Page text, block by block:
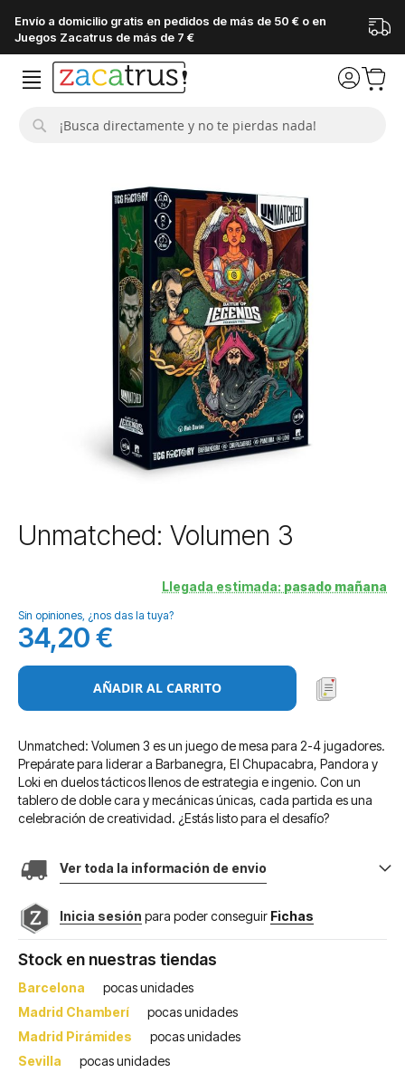
Envío a domicilio gratis en pedidos de más de 50 € o en
Juegos Zacatrus de más de 7 €
Saltar
al
galería
de
imágenes
Unmatched: Volumen 3
Llegada estimada: pasado mañana
Sin opiniones, ¿nos das la tuya?
34,20 €
AÑADIR AL CARRITO
Unmatched: Volumen 3 es un juego de mesa para 2-4 jugadores.
Prepárate para liderar a Barbanegra, El Chupacabra, Pandora y
Loki en duelos tácticos llenos de estrategia e ingenio. Con un
tablero de doble cara y mecánicas únicas, cada partida es una
celebración de creatividad. ¿Estás listo para el desafío?
Ver toda la información de envio
Inicia sesión para poder conseguir Fichas
Stock en nuestras tiendas
Barcelona
pocas unidades
Madrid Chamberí
pocas unidades
Madrid Pirámides
pocas unidades
Sevilla
pocas unidades